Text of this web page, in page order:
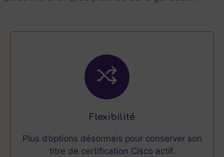
Flexibilité
Plus d’options désormais pour conserver son
titre de certification Cisco actif.